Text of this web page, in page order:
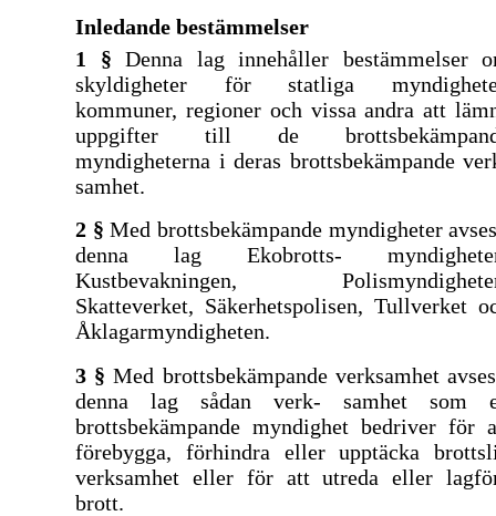
Inledande bestämmelser
1 § Denna lag innehåller bestämmelser
skyldigheter för statliga
kommuner, regioner och vissa andra att
uppgifter till de
myndigheterna i deras brottsbekämpande
samhet.
2 §Med brottsbekämpande myndigheter
denna lag Ekobrotts-
Kustbevakningen,
Skatteverket, Säkerhetspolisen, Tullverket
Åklagarmyndigheten.
3 §Med brottsbekämpande verksamhet
denna lag sådan verk- samhet som
brottsbekämpande myndighet bedriver för
förebygga, förhindra eller upptäcka
verksamhet eller för att utreda eller
brott.